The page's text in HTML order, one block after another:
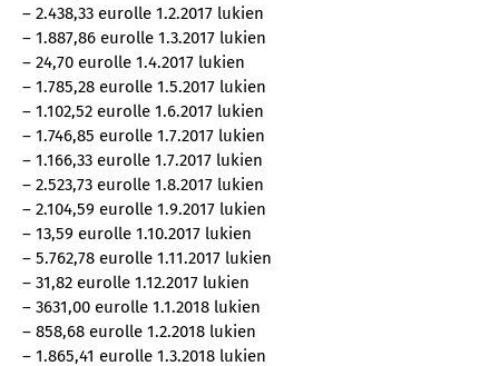
– 2.438,33 eurolle 1.2.2017 lukien
– 1.887,86 eurolle 1.3.2017 lukien
– 24,70 eurolle 1.4.2017 lukien
– 1.785,28 eurolle 1.5.2017 lukien
– 1.102,52 eurolle 1.6.2017 lukien
– 1.746,85 eurolle 1.7.2017 lukien
– 1.166,33 eurolle 1.7.2017 lukien
– 2.523,73 eurolle 1.8.2017 lukien
– 2.104,59 eurolle 1.9.2017 lukien
– 13,59 eurolle 1.10.2017 lukien
– 5.762,78 eurolle 1.11.2017 lukien
– 31,82 eurolle 1.12.2017 lukien
– 3631,00 eurolle 1.1.2018 lukien
– 858,68 eurolle 1.2.2018 lukien
– 1.865,41 eurolle 1.3.2018 lukien